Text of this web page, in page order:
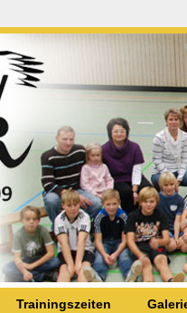
Trainingszeiten